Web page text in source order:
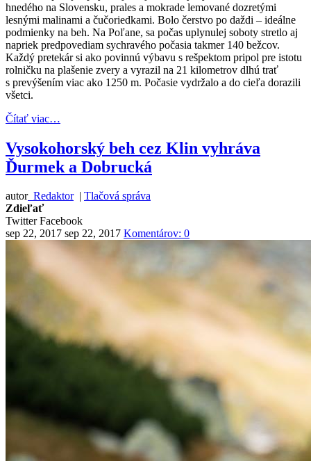
hnedého na Slovensku, prales a mokrade lemované dozretými
lesnými malinami a čučoriedkami. Bolo čerstvo po daždi – ideálne
podmienky na beh. Na Poľane, sa počas uplynulej soboty stretlo aj
napriek predpovediam sychravého počasia takmer 140 bežcov.
Každý pretekár si ako povinnú výbavu s rešpektom pripol pre istotu
rolničku na plašenie zvery a vyrazil na 21 kilometrov dlhú trať
s prevýšením viac ako 1250 m. Počasie vydržalo a do cieľa dorazili
všetci.
Čítať viac…
Vysokohorský beh cez Klin vyhráva
Ďurmek a Dobrucká
autor Redaktor
Tlačová správa
Zdieľať
Twitter Facebook
sep 22, 2017 sep 22, 2017 Komentárov: 0